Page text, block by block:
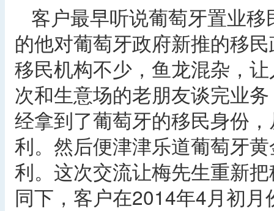
客户最早听说葡萄牙置业
的他对葡萄牙政府新推的移
移民机构不少，鱼龙混杂，
次和生意场的老朋友谈完业
经拿到了葡萄牙的移民身份
利。然后便津津乐道葡萄牙
利。这次交流让梅先生重新
同下，客户在2014年4月初